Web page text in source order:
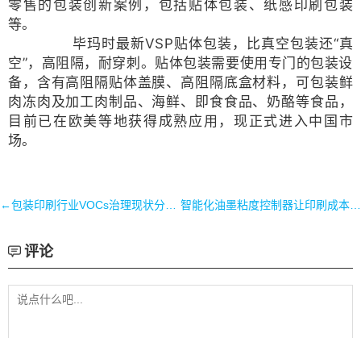
零售的包装创新案例，包括贴体包装、纸感印刷包装
等。
毕玛时最新VSP贴体包装，比真空包装还“真
空”，高阻隔，耐穿刺。 贴体包装需要使用专门的包装设
备，含有高阻隔贴体盖膜、高阻隔底盒材料，可包装鲜
肉冻肉及加工肉制品、海鲜、即食食品、奶酪等食品，
目前已在欧美等地获得成熟应用，现正式进入中国市
场。
←包装印刷行业VOCs治理现状分析与展望 智能化油墨粘度控制器让印刷成本更可控→
评论